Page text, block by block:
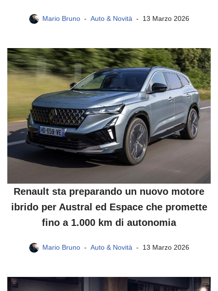
Mario Bruno Auto & Novità 13 Marzo 2026
Renault sta preparando un nuovo motore
ibrido per Austral ed Espace che promette
fino a 1.000 km di autonomia
Mario Bruno Auto & Novità 13 Marzo 2026